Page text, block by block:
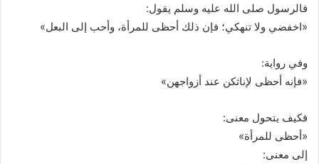
فالرسول صلى الله عليه وسلم يقول:
«اخفضي ولا تنهكي؛ فإن ذلك أحظى للمرأة، وأحب إلى البعل»
وفي رواية:
«فإنه أحظى لإناثكن عند أزواجهن»
فكيف يتحول معنى:
«أحظى للمرأة»
إلى معنى: